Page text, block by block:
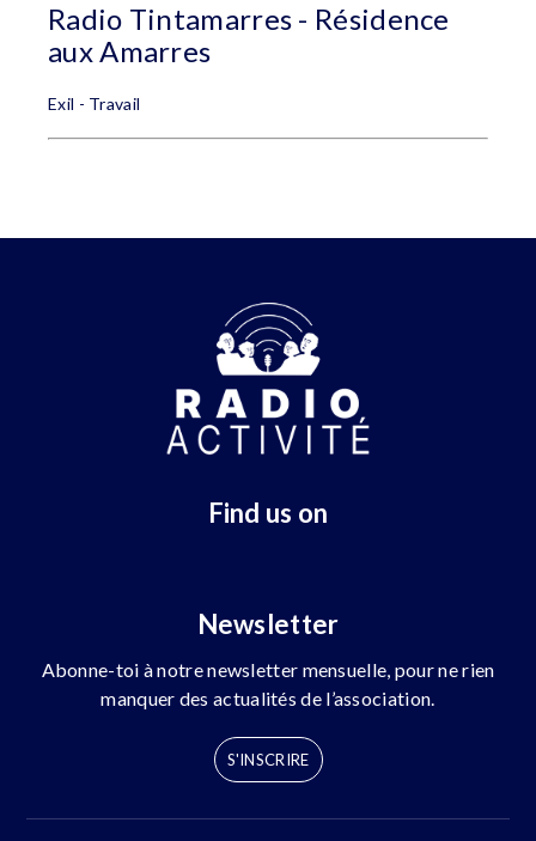
Radio Tintamarres - Résidence
aux Amarres
Exil - Travail
Find us on
Newsletter
Abonne-toi à notre newsletter mensuelle, pour ne rien
manquer des actualités de l’association.
S'INSCRIRE